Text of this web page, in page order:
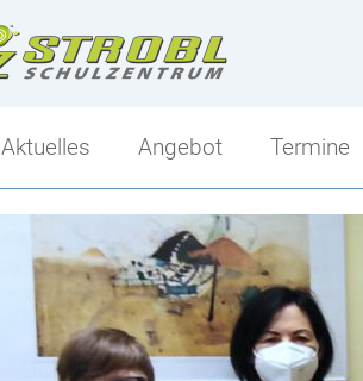
Aktuelles Angebot
Angebot
Ski-Mittelschule
Sportlicher Schwerpunkt
Mittelschule-Übersicht
Termine